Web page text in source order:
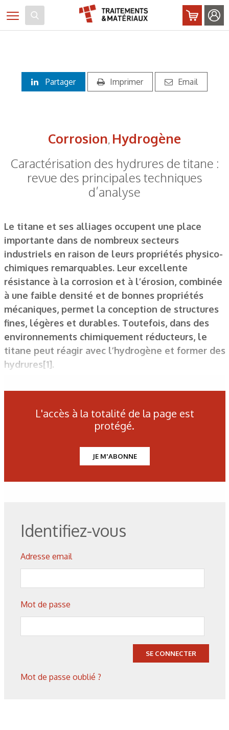
Toggle navigation
Partager Imprimer Email
Corrosion, Hydrogène
Caractérisation des hydrures de titane :
revue des principales techniques
d’analyse
Le titane et ses alliages occupent une place
importante dans de nombreux secteurs
industriels en raison de leurs propriétés physico-
chimiques remarquables. Leur excellente
résistance à la corrosion et à l’érosion, combinée
à une faible densité et de bonnes propriétés
mécaniques, permet la conception de structures
fines, légères et durables. Toutefois, dans des
environnements chimiquement réducteurs, le
titane peut réagir avec l’hydrogène et former des
hydrures[1].
Figure 1.
Observations MEB en surface pour le titane pur
après hydruration pendant :
a) 1 jour et b) 4 jours ; pour l’alliage TA6V après hydruration
pendant
c) 1 jour et d) 4 jours.
Figure 3.Diffractogrammes pour les échantillons de titane
pur, après différentes durées d’hydruration.
Figure 4.Diffractogrammes pour les échantillons d’alliage
TA6V, après différentes durées d’hydruration.
Profils SDL qualitatifs pour le titane pur après
hydruration pendant
a) 1 jour et b) 4 jours ;
L'accès à la totalité de la page est
protégé.
JE M'ABONNE
Identifiez-vous
Adresse email
Mot de passe
SE CONNECTER
Mot de passe oublié ?
Panneau de gestion des cookies